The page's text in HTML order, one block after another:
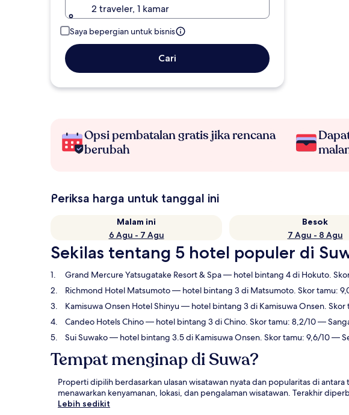
2 traveler, 1 kamar
Saya bepergian untuk bisnis
Cari
Opsi pembatalan gratis jika rencana
berubah
Periksa harga untuk tanggal ini
Malam ini
6 Agu - 7 Agu
Besok
7 Agu - 8 Agu
Sekilas tentang 5 hotel populer di
Grand Mercure Yatsugatake Resort & Spa— hotel bintang 4 di Hokuto.
Richmond Hotel Matsumoto— hotel bintang 3 di Matsumoto. Skor tamu:
Kamisuwa Onsen Hotel Shinyu— hotel bintang 3 di Kamisuwa Onsen.
Candeo Hotels Chino— hotel bintang 3 di Chino. Skor tamu: 8,2/10 —
Sui Suwako— hotel bintang 3.5 di Kamisuwa Onsen. Skor tamu: 9,6/10 —
Tempat menginap di Suwa?
Properti dipilih berdasarkan ulasan wisatawan nyata dan popularitas di
menawarkan kenyamanan, lokasi, dan pengalaman wisatawan. Terakhir
Lebih sedikit